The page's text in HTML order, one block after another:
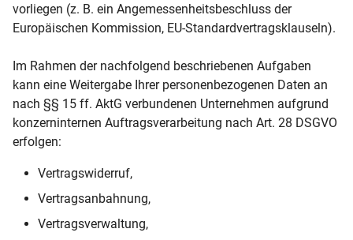
vorliegen (z. B. ein Angemessenheitsbeschluss der
Europäischen Kommission, EU-Standardvertragsklauseln).
Im Rahmen der nachfolgend beschriebenen Aufgaben
kann eine Weitergabe Ihrer personenbezogenen Daten an
nach §§ 15 ff. AktG verbundenen Unternehmen aufgrund
konzerninternen Auftragsverarbeitung nach Art. 28 DSGVO
erfolgen:
Vertragswiderruf,
Vertragsanbahnung,
Vertragsverwaltung,